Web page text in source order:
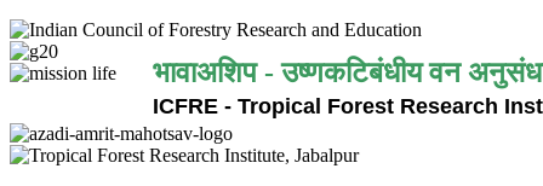
भावाअशिप - उष्णकटिबंधीय वन
ICFRE - Tropical Forest Research